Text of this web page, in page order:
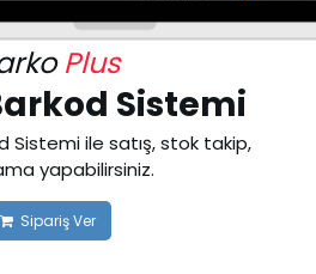
Plus
Sistemi
Sistemi ile satış, stok takip,
yapabilirsiniz.
Sipariş Ver